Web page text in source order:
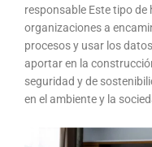
responsable Este tipo
organizaciones a
procesos y usar los
aportar en la
seguridad y de
en el ambiente y la